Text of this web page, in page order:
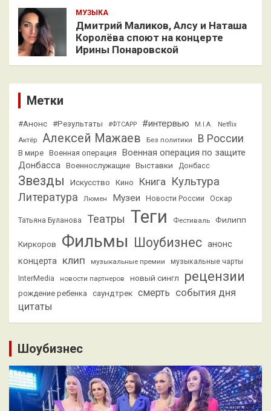
МУЗЫКА
Дмитрий Маликов, Алсу и Наташа
Королёва споют на концерте
Ирины Понаровской
Метки
#Анонс #Результаты #ФТСАРР #интервью M.I.A. Netflix
Актёр Алексей Мажаев Без политики В России
В мире Военная операция
Военная операция по защите
Донбасса
Военнослужащие Выставки Донбасс
Звезды Искусство Кино Книга Культура
Литература Люмен Музеи Новости России Оскар
Татьяна Буланова Театры Теги Фестиваль Филипп
Киркоров Фильмы Шоубизнес анонс
концерта
клип музыкальные премии
музыкальные чарты
InterMedia
новости партнеров новый сингл рецензии
рождение ребенка саундтрек смерть события дня
цитаты
Шоубизнес